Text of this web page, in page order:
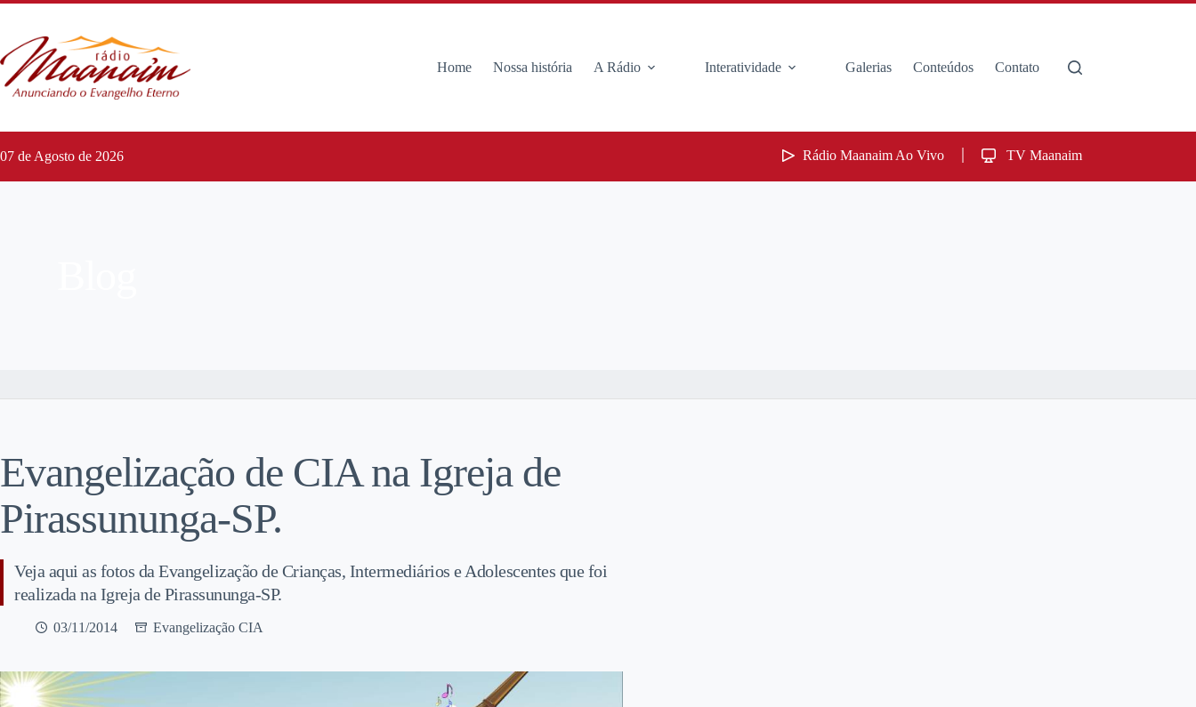
Home Nossa história A Rádio Interatividade Galerias Conteúdos Contato
07 de Agosto de 2026 Rádio Maanaim Ao Vivo TV Maanaim
Evangelização de CIA na Igreja de
Pirassununga-SP.
Veja aqui as fotos da Evangelização de Crianças, Intermediários e Adolescentes que foi
realizada na Igreja de Pirassununga-SP.
03/11/2014 Evangelização CIA